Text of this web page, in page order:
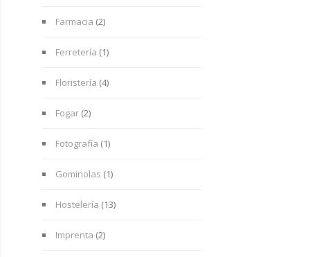
Farmacia (2)
Ferretería (1)
Floristería (4)
Fogar (2)
Fotografía (1)
Gominolas (1)
Hostelería (13)
Imprenta (2)